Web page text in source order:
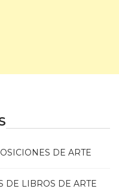
DE ARTE
DE LIBROS DE ARTE